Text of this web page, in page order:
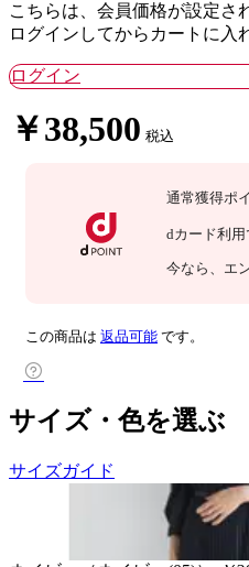
こちらは、会員価格が設定さ
ログインしてからカートに入
ログイン
￥38,500 税込
通常獲得ポ
dカード利用
今なら 、エ
この商品は 返品可能 です。
サイズ・色を選ぶ
サイズガイド